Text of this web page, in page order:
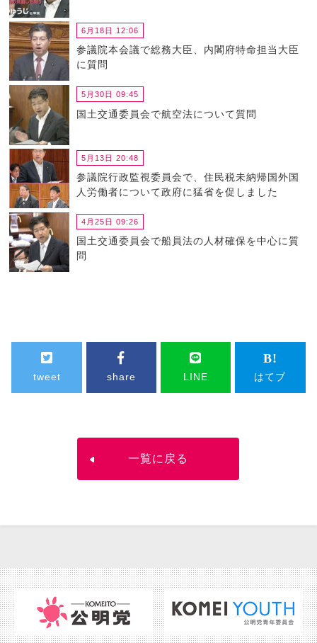
6月18日 12:06
参議院本会議で総務大臣、内閣府特命担当大臣
に質問
5月30日 09:45
国土交通委員会で航空法について質問
5月13日 20:48
参議院行政監視委員会で、住民税未納帰国外国
人労働者について政府に猛省を促しました
4月25日 09:26
国土交通委員会で船員法の人材確保を中心に質
問
tweet share LINE はてブ
一覧に戻る